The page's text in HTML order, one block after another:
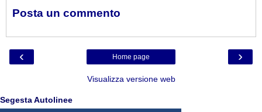
Posta un commento
‹ ›
Home page
Visualizza versione web
Segesta Autolinee